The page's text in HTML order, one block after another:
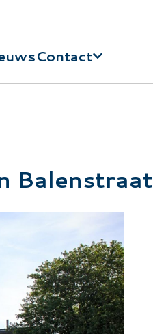
Contact
Balenstraat